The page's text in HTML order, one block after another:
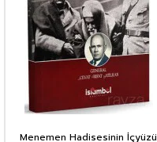
Menemen Hadisesinin İçyüzü